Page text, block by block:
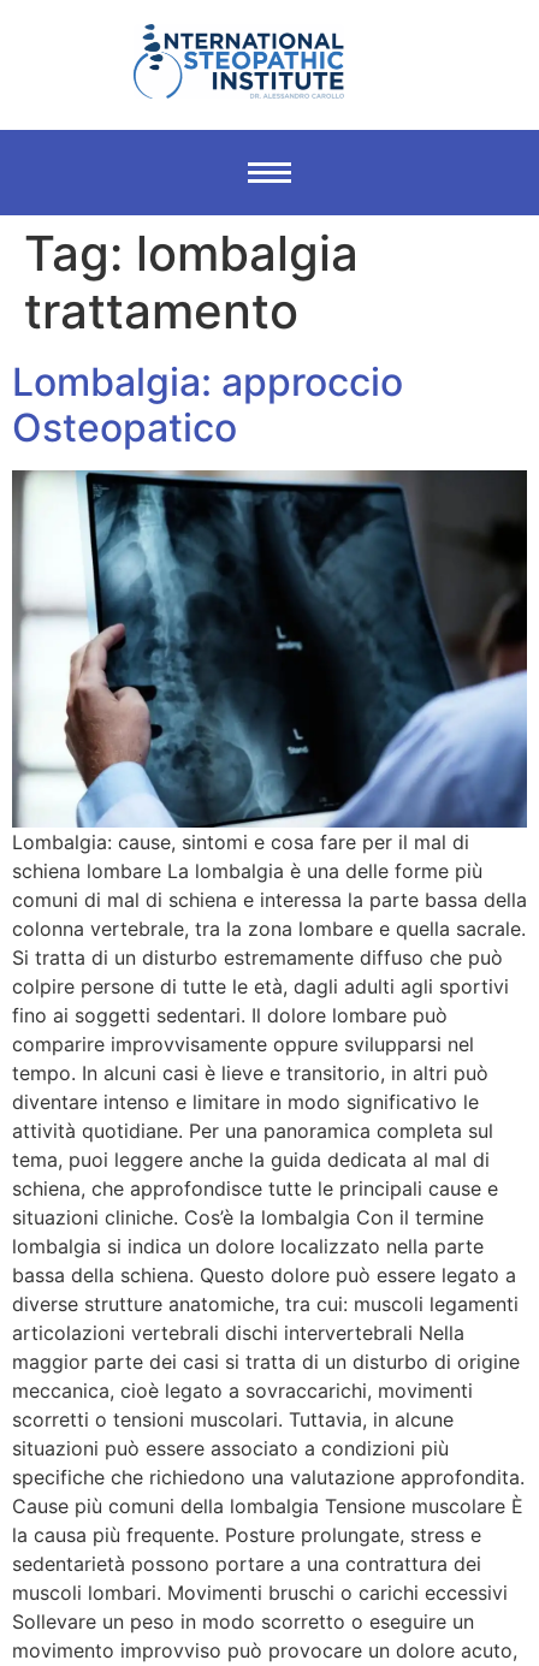
Tag: lombalgia
trattamento
Lombalgia: approccio
Osteopatico
Lombalgia: cause, sintomi e cosa fare per il mal di
schiena lombare La lombalgia è una delle forme più
comuni di mal di schiena e interessa la parte bassa della
colonna vertebrale, tra la zona lombare e quella sacrale.
Si tratta di un disturbo estremamente diffuso che può
colpire persone di tutte le età, dagli adulti agli sportivi
fino ai soggetti sedentari. Il dolore lombare può
comparire improvvisamente oppure svilupparsi nel
tempo. In alcuni casi è lieve e transitorio, in altri può
diventare intenso e limitare in modo significativo le
attività quotidiane. Per una panoramica completa sul
tema, puoi leggere anche la guida dedicata al mal di
schiena, che approfondisce tutte le principali cause e
situazioni cliniche. Cos’è la lombalgia Con il termine
lombalgia si indica un dolore localizzato nella parte
bassa della schiena. Questo dolore può essere legato a
diverse strutture anatomiche, tra cui: muscoli legamenti
articolazioni vertebrali dischi intervertebrali Nella
maggior parte dei casi si tratta di un disturbo di origine
meccanica, cioè legato a sovraccarichi, movimenti
scorretti o tensioni muscolari. Tuttavia, in alcune
situazioni può essere associato a condizioni più
specifiche che richiedono una valutazione approfondita.
Cause più comuni della lombalgia Tensione muscolare È
la causa più frequente. Posture prolungate, stress e
sedentarietà possono portare a una contrattura dei
muscoli lombari. Movimenti bruschi o carichi eccessivi
Sollevare un peso in modo scorretto o eseguire un
movimento improvviso può provocare un dolore acuto,